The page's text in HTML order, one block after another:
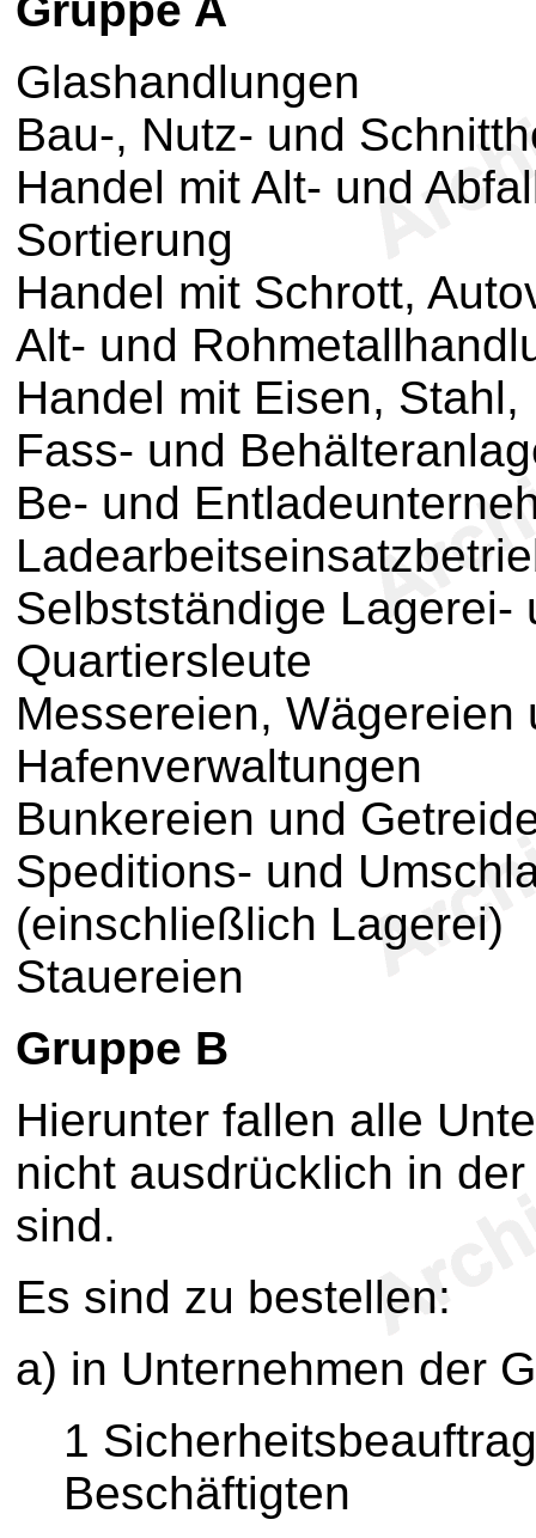
Glashandlungen
Bau-, Nutz- und
Handel mit Alt- und
Sortierung
Handel mit Schrott,
Alt- und
Handel mit Eisen, Stahl,
Fass- und
Be- und
Selbstständige Lagerei-
Quartiersleute
Messereien,
Hafenverwaltungen
Bunkereien und
Speditions- und
(einschließlich Lagerei)
Stauereien
Gruppe B
Hierunter fallen alle
nicht ausdrücklich in
sind.
Es sind zu bestellen:
a) in Unternehmen der
1
Beschäftigten